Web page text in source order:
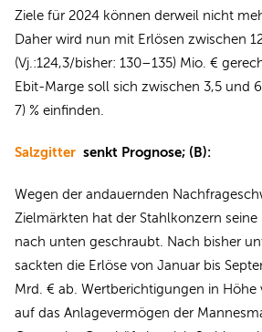
Ziele für 2024 können derweil nicht
Daher wird nun mit Erlösen zwischen
(Vj.:124,3/bisher: 130–135) Mio. €
Ebit-Marge soll sich zwischen 3,5 und
7) % einfinden.
Salzgitter senkt Prognose; (B):
Wegen der andauernden
Zielmärkten hat der Stahlkonzern
nach unten geschraubt. Nach bisher
sackten die Erlöse von Januar bis
Mrd. € ab. Wertberichtigungen in Höhe
auf das Anlagevermögen der